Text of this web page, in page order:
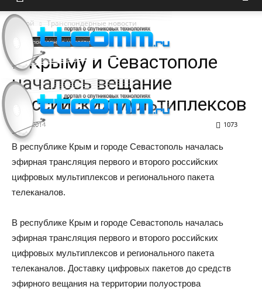
Домой Транспондерные новости
Транспондерные новости
В Крыму и Севастополе
началось вещание
российских мультиплексов
02.07.2014 1073
В республике Крым и городе Севастополь началась
эфирная трансляция первого и второго российских
цифровых мультиплексов и регионального пакета
телеканалов.
В республике Крым и городе Севастополь началась
эфирная трансляция первого и второго российских
цифровых мультиплексов и регионального пакета
телеканалов. Доставку цифровых пакетов до средств
эфирного вещания на территории полуострова